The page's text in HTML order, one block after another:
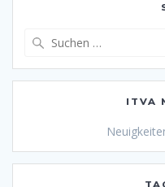
ITVA